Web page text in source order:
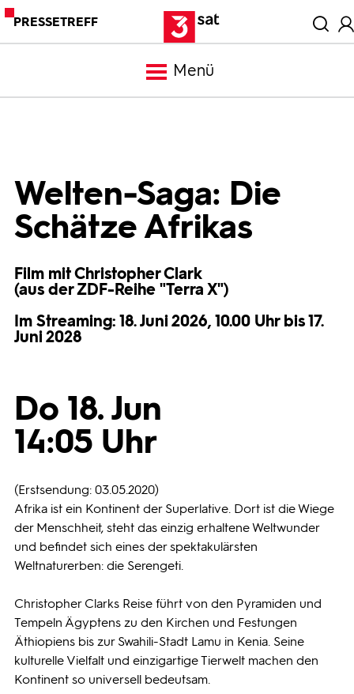
PRESSETREFF
Menü
Mediathek
Trailer
Bilder
Welten-Saga: Die
Schätze Afrikas
Film mit Christopher Clark
(aus der ZDF-Reihe "Terra X")
Im Streaming: 18. Juni 2026, 10.00 Uhr bis 17.
Juni 2028
Do 18. Jun
14:05 Uhr
(Erstsendung: 03.05.2020)
Afrika ist ein Kontinent der Superlative. Dort ist die Wiege
der Menschheit, steht das einzig erhaltene Weltwunder
und befindet sich eines der spektakulärsten
Weltnaturerben: die Serengeti.
Christopher Clarks Reise führt von den Pyramiden und
Tempeln Ägyptens zu den Kirchen und Festungen
Äthiopiens bis zur Swahili-Stadt Lamu in Kenia. Seine
kulturelle Vielfalt und einzigartige Tierwelt machen den
Kontinent so universell bedeutsam.